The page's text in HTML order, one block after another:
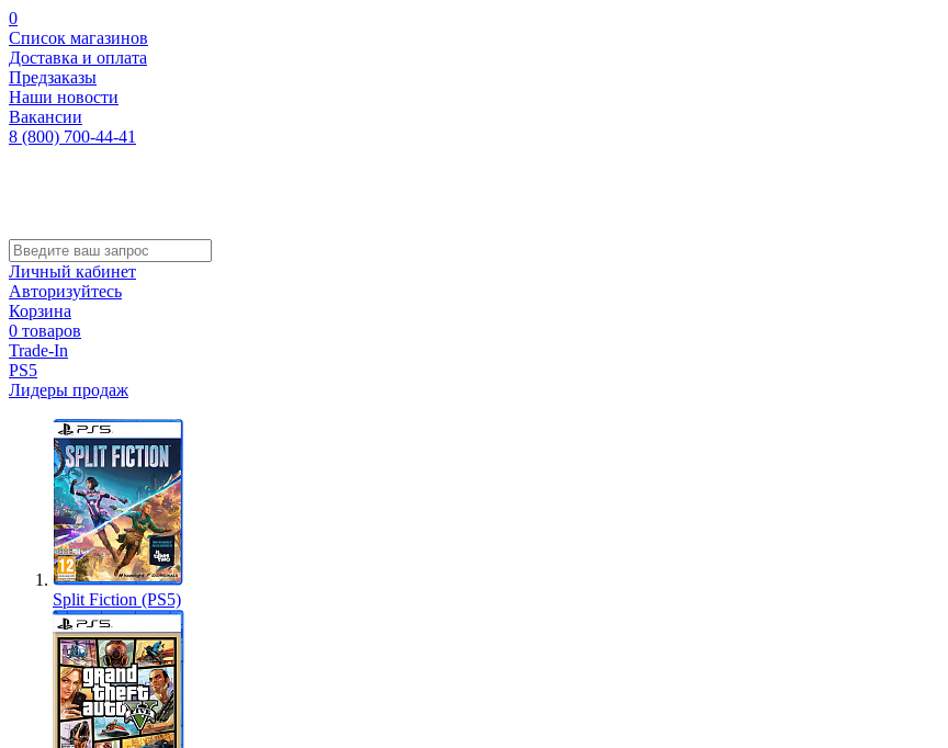
0
Список магазинов
Доставка и оплата
Предзаказы
Наши новости
Вакансии
8 (800) 700-44-41
Личный кабинет
Авторизуйтесь
Корзина
0 товаров
Trade-In
PS5
Лидеры продаж
Split Fiction (PS5)